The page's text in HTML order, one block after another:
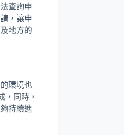
查詢申
，讓申
地方的
環境也
，同時，
持續進